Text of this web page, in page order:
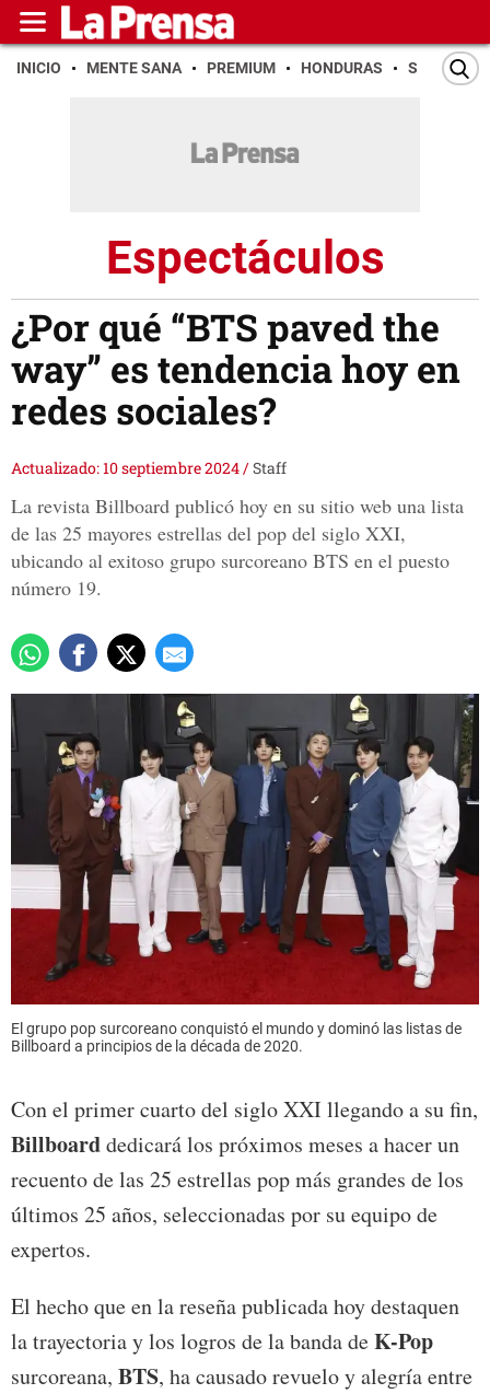
INICIO MENTE SANA PREMIUM HONDURAS SAN PEDRO
Espectáculos
¿Por qué “BTS paved the
way” es tendencia hoy en
redes sociales?
Actualizado: 10 septiembre 2024/Staff
La revista Billboard publicó hoy en su sitio web una lista
de las 25 mayores estrellas del pop del siglo XXI,
ubicando al exitoso grupo surcoreano BTS en el puesto
número 19.
El grupo pop surcoreano conquistó el mundo y dominó las listas de
Billboard a principios de la década de 2020.
Con el primer cuarto del siglo XXI llegando a su fin,
Billboarddedicará los próximos meses a hacer un
recuento de las 25 estrellas pop más grandes de los
últimos 25 años, seleccionadas por su equipo de
expertos.
El hecho que en la reseña publicada hoy destaquen
la trayectoria y los logros de la banda deK-Pop
surcoreana, BTS, ha causado revuelo y alegría entre